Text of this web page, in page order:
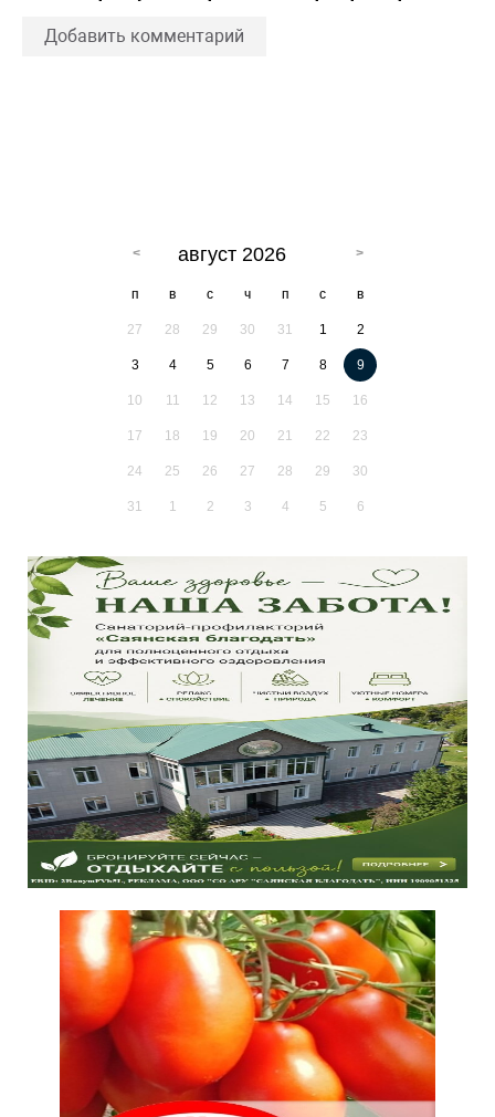
Добавить комментарий
август 2026
п в с ч п с в
27 28 29 30 31 1 2
3 4 5 6 7 8 9
10 11 12 13 14 15 16
17 18 19 20 21 22 23
24 25 26 27 28 29 30
31 1 2 3 4 5 6